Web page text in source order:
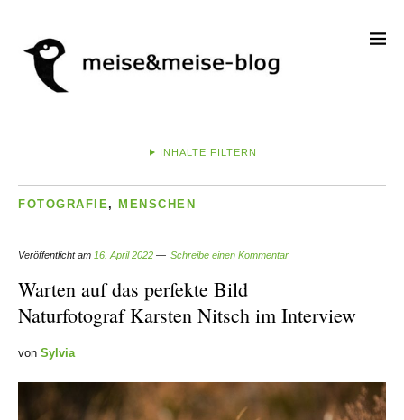
INHALTE FILTERN
FOTOGRAFIE , MENSCHEN
Veröffentlicht am 16. April 2022 Schreibe einen Kommentar
Warten auf das perfekte Bild
Naturfotograf Karsten Nitsch im Interview
von Sylvia